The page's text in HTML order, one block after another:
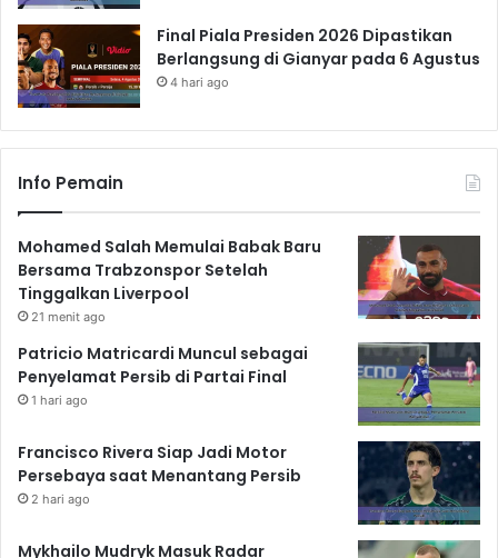
Final Piala Presiden 2026 Dipastikan
Berlangsung di Gianyar pada 6 Agustus
4 hari ago
Info Pemain
Mohamed Salah Memulai Babak Baru
Bersama Trabzonspor Setelah
Tinggalkan Liverpool
21 menit ago
Patricio Matricardi Muncul sebagai
Penyelamat Persib di Partai Final
1 hari ago
Francisco Rivera Siap Jadi Motor
Persebaya saat Menantang Persib
2 hari ago
Mykhailo Mudryk Masuk Radar